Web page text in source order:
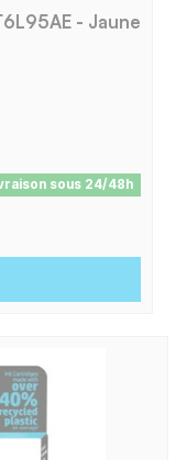
- Jaune
sous 24/48h